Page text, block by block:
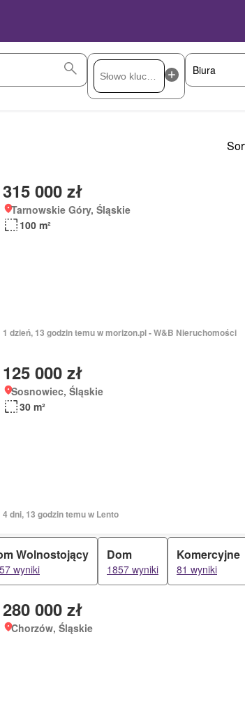
315 000 zł
Tarnowskie Góry, Śląskie
100 m²
1 dzień, 13 godzin temu w morizon.pl - W&B Nieruchomości
125 000 zł
Sosnowiec, Śląskie
30 m²
4 dni, 13 godzin temu w Lento
Wolnostojący
wyniki
Dom
1857 wyniki
Komercyjne
81 wyniki
280 000 zł
Chorzów, Śląskie